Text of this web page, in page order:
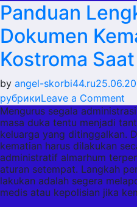
Panduan
Dokumen
Kostroma
by angel-skorbi44.ru
рубрикиLeave a Comment
di
Mengurus segala
masa duka tentu menjadi
keluarga yang ditinggalkan.
kematian harus dilakukan
administratif almarhum
aturan setempat. Langkah
lakukan adalah segera
medis atau kepolisian jika